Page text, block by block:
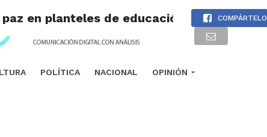
POLÍTICA NACIONAL OPINIÓN
en planteles de educación básicaCOMPÁRTELO